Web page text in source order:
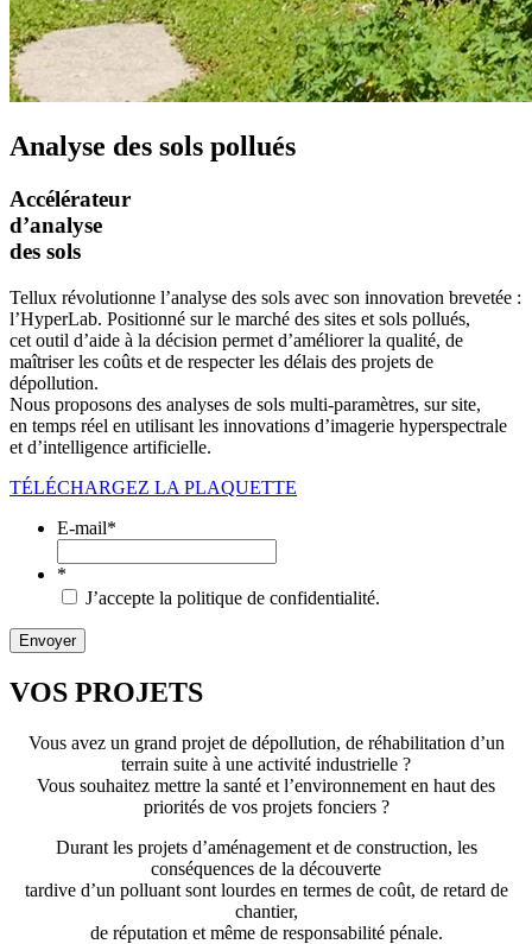
Analyse des sols pollués
Accélérateur
d’analyse
des sols
Tellux révolutionne l’analyse des sols avec son innovation brevetée :
l’HyperLab. Positionné sur le marché des sites et sols pollués,
cet outil d’aide à la décision permet d’améliorer la qualité, de
maîtriser les coûts et de respecter les délais des projets de
dépollution.
Nous proposons des analyses de sols multi-paramètres, sur site,
en temps réel en utilisant les innovations d’imagerie hyperspectrale
et d’intelligence artificielle.
TÉLÉCHARGEZ LA PLAQUETTE
E-mail*
*
J’accepte la politique de confidentialité.
VOS PROJETS
Vous avez un grand projet de dépollution, de réhabilitation d’un
terrain suite à une activité industrielle ?
Vous souhaitez mettre la santé et l’environnement en haut des
priorités de vos projets fonciers ?
Durant les projets d’aménagement et de construction, les
conséquences de la découverte
tardive d’un polluant sont lourdes en termes de coût, de retard de
chantier,
de réputation et même de responsabilité pénale.